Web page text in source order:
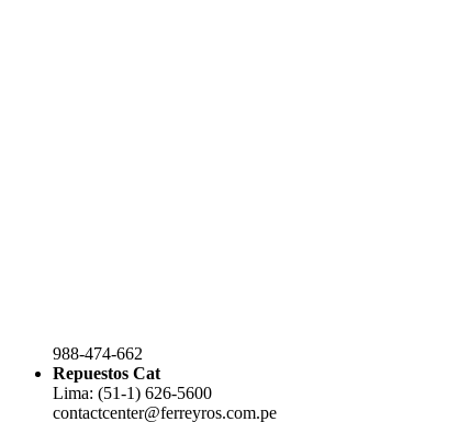
988-474-662
Repuestos Cat
Lima: (51-1) 626-5600
contactcenter@ferreyros.com.pe